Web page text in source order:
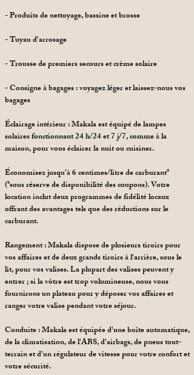
- Produits de nettoyage, bassine et brosse
- Tuyau d'arrosage
- Trousse de premiers secours et crème solaire
- Consigne à bagages : voyagez léger et laissez-nous vos
bagages
Éclairage intérieur : Makala est équipé de lampes
solaires fonctionnant 24 h/24 et 7 j/7, comme à la
maison, pour vous éclairer la nuit ou cuisiner.
Économisez jusqu'à 6 centimes/litre de carburant*
(*sous réserve de disponibilité des coupons). Votre
location inclut deux programmes de fidélité locaux
offrant des avantages tels que des réductions sur le
carburant.
Rangement : Makala dispose de plusieurs tiroirs pour
vos affaires et de deux grands tiroirs à l'arrière, sous le
lit, pour vos valises. La plupart des valises peuvent y
entrer ; si la vôtre est trop volumineuse, nous vous
fournirons un plateau pour y déposer vos affaires et
ranger votre valise pendant votre séjour.
Conduite : Makala est équipée d'une boîte automatique,
de la climatisation, de l'ABS, d'airbags, de pneus tout-
terrain et d'un régulateur de vitesse pour votre confort et
votre sécurité.